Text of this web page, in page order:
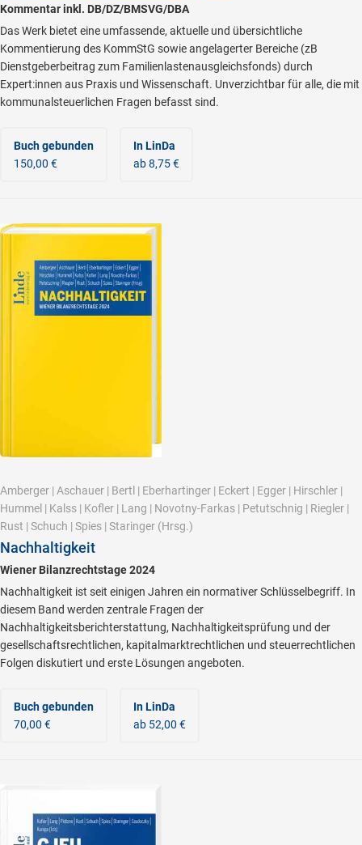
Kommentar inkl. DB/DZ/BMSVG/DBA
Das Werk bietet eine umfassende, aktuelle und übersichtliche
Kommentierung des KommStG sowie angelagerter Bereiche (zB
Dienstgeberbeitrag zum Familienlastenausgleichsfonds) durch
Expert:innen aus Praxis und Wissenschaft. Unverzichtbar für alle, die mit
kommunalsteuerlichen Fragen befasst sind.
Buch gebunden
150,00 €
In LinDa
ab 8,75 €
Amberger | Aschauer | Bertl | Eberhartinger | Eckert | Egger | Hirschler |
Hummel | Kalss | Kofler | Lang | Novotny-Farkas | Petutschnig | Riegler |
Rust | Schuch | Spies | Staringer (Hrsg.)
Nachhaltigkeit
Wiener Bilanzrechtstage 2024
Nachhaltigkeit ist seit einigen Jahren ein normativer Schlüsselbegriff. In
diesem Band werden zentrale Fragen der
Nachhaltigkeitsberichterstattung, Nachhaltigkeitsprüfung und der
gesellschaftsrechtlichen, kapitalmarktrechtlichen und steuerrechtlichen
Folgen diskutiert und erste Lösungen angeboten.
Buch gebunden
70,00 €
In LinDa
ab 52,00 €